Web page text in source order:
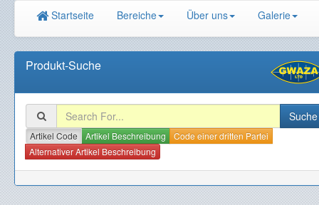
Startseite Bereiche Über uns Galerie
Produkt-Suche
Artikel Code Artikel Beschreibung
Code einer dritten Partei
Alternativer Artikel Beschreibung